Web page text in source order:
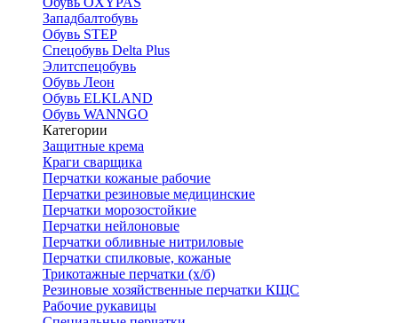
Западбалтобувь
Обувь STEP
Спецобувь Delta Plus
Элитспецобувь
Обувь Леон
Обувь ELKLAND
Обувь WANNGO
Категории
Защитные крема
Краги сварщика
Перчатки кожаные рабочие
Перчатки резиновые медицинские
Перчатки морозостойкие
Перчатки нейлоновые
Перчатки обливные нитриловые
Перчатки спилковые, кожаные
Трикотажные перчатки (х/б)
Резиновые хозяйственные перчатки КЩС
Рабочие рукавицы